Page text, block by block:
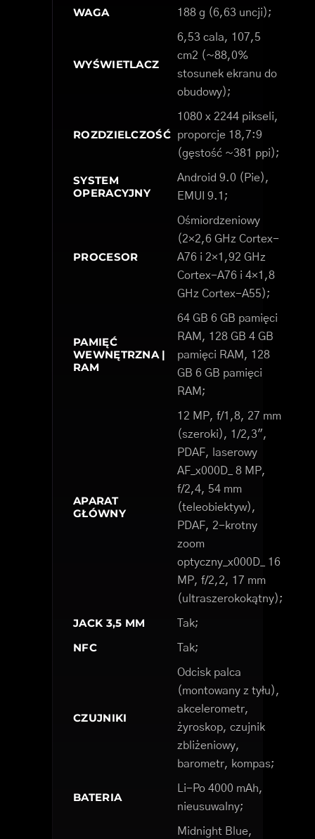
WAGA 188 g (6,63 uncji);
WYŚWIETLACZ
6,53 cala, 107,5
cm2 (~88,0%
stosunek ekranu do
obudowy);
ROZDZIELCZOŚĆ
1080 x 2244 pikseli,
proporcje 18,7:9
(gęstość ~381 ppi);
SYSTEM
OPERACYJNY
Android 9.0 (Pie),
EMUI 9.1;
PROCESOR
Ośmiordzeniowy
(2×2,6 GHz Cortex-
A76 i 2×1,92 GHz
Cortex-A76 i 4×1,8
GHz Cortex-A55);
PAMIĘĆ
WEWNĘTRZNA |
RAM
64 GB 6 GB pamięci
RAM, 128 GB 4 GB
pamięci RAM, 128
GB 6 GB pamięci
RAM;
APARAT
GŁÓWNY
12 MP, f/1,8, 27 mm
(szeroki), 1/2,3",
PDAF, laserowy
AF_x000D_ 8 MP,
f/2,4, 54 mm
(teleobiektyw),
PDAF, 2-krotny
zoom
optyczny_x000D_ 16
MP, f/2,2, 17 mm
(ultraszerokokątny);
JACK 3,5 MM Tak;
NFC Tak;
CZUJNIKI
Odcisk palca
(montowany z tyłu),
akcelerometr,
żyroskop, czujnik
zbliżeniowy,
barometr, kompas;
BATERIA
Li-Po 4000 mAh,
nieusuwalny;
Midnight Blue,